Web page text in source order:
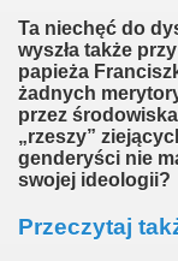
Ta niechęć do
wyszła także
papieża
żadnych
przez
„rzeszy”
genderyści nie
swojej ideologii?
Przeczytaj